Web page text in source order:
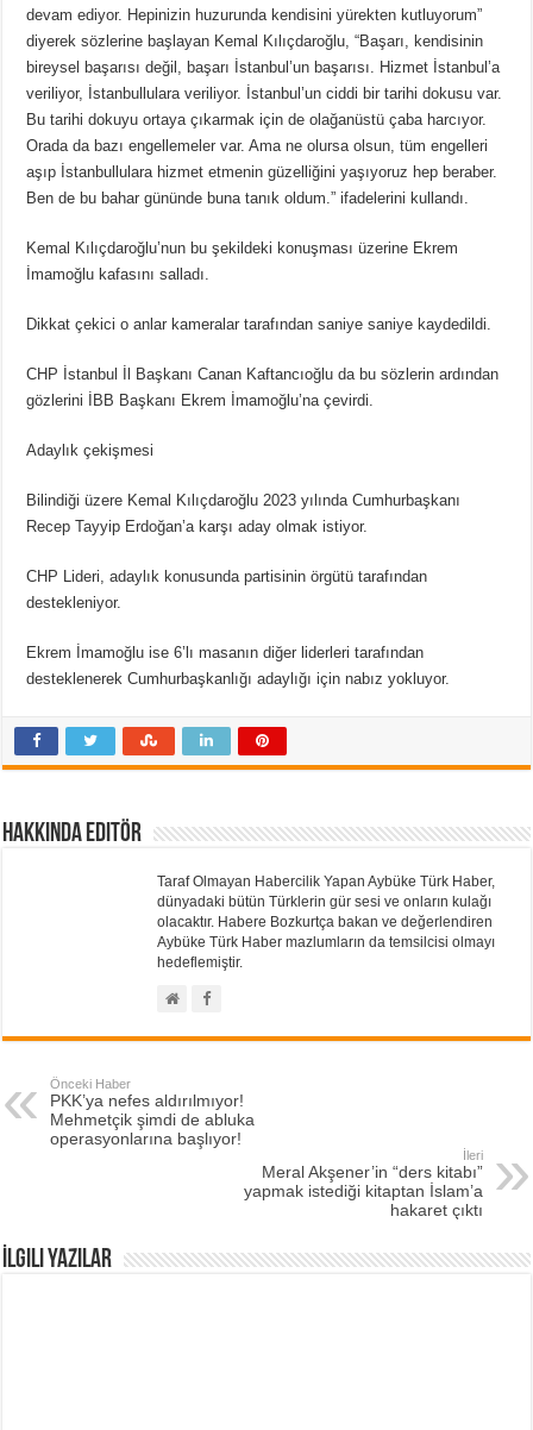
devam ediyor. Hepinizin huzurunda kendisini yürekten kutluyorum”
diyerek sözlerine başlayan Kemal Kılıçdaroğlu, “Başarı, kendisinin
bireysel başarısı değil, başarı İstanbul’un başarısı. Hizmet İstanbul’a
veriliyor, İstanbullulara veriliyor. İstanbul’un ciddi bir tarihi dokusu var.
Bu tarihi dokuyu ortaya çıkarmak için de olağanüstü çaba harcıyor.
Orada da bazı engellemeler var. Ama ne olursa olsun, tüm engelleri
aşıp İstanbullulara hizmet etmenin güzelliğini yaşıyoruz hep beraber.
Ben de bu bahar gününde buna tanık oldum.” ifadelerini kullandı.
Kemal Kılıçdaroğlu’nun bu şekildeki konuşması üzerine Ekrem
İmamoğlu kafasını salladı.
Dikkat çekici o anlar kameralar tarafından saniye saniye kaydedildi.
CHP İstanbul İl Başkanı Canan Kaftancıoğlu da bu sözlerin ardından
gözlerini İBB Başkanı Ekrem İmamoğlu’na çevirdi.
Adaylık çekişmesi
Bilindiği üzere Kemal Kılıçdaroğlu 2023 yılında Cumhurbaşkanı
Recep Tayyip Erdoğan’a karşı aday olmak istiyor.
CHP Lideri, adaylık konusunda partisinin örgütü tarafından
destekleniyor.
Ekrem İmamoğlu ise 6’lı masanın diğer liderleri tarafından
desteklenerek Cumhurbaşkanlığı adaylığı için nabız yokluyor.
Hakkında Editör
Taraf Olmayan Habercilik Yapan Aybüke Türk Haber,
dünyadaki bütün Türklerin gür sesi ve onların kulağı
olacaktır. Habere Bozkurtça bakan ve değerlendiren
Aybüke Türk Haber mazlumların da temsilcisi olmayı
hedeflemiştir.
Önceki Haber
PKK’ya nefes aldırılmıyor!
Mehmetçik şimdi de abluka
operasyonlarına başlıyor!
İleri
Meral Akşener’in “ders kitabı”
yapmak istediği kitaptan İslam’a
hakaret çıktı
İlgili Yazılar